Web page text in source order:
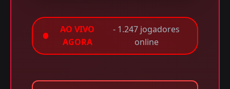
AO VIVO
AGORA
- 1.247 jogadores
online